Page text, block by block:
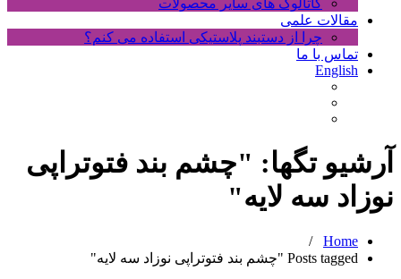
مقالات علمی
چرا از دستبند پلاستیکی استفاده می کنم؟
تماس با ما
English
آرشیو تگها: "چشم بند فتوتراپی
نوزاد سه لایه"
Home
/
Posts tagged "چشم بند فتوتراپی نوزاد سه لایه"